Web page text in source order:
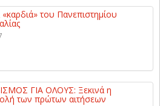
του Πανεπιστημίου
ΓΙΑ ΟΛΟΥΣ: Ξεκινά η
των πρώτων αιτήσεων